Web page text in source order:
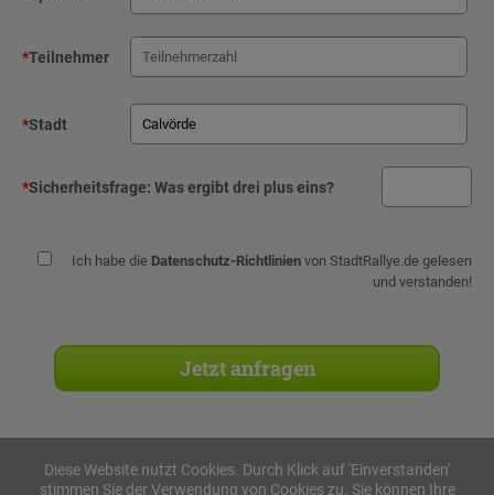
*Teilnehmer
*Stadt
*Sicherheitsfrage: Was ergibt drei plus eins?
Ich habe die Datenschutz-Richtlinien von StadtRallye.de gelesen
und verstanden!
Diese Website nutzt Cookies. Durch Klick auf 'Einverstanden'
stimmen Sie der Verwendung von Cookies zu. Sie können Ihre